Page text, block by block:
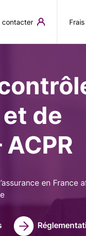
contacter
de
en France